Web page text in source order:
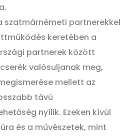
szatmárnémeti partnerekkel
keretében a
partnerek között
valósuljanak meg,
mellett az
távú
nyílik. Ezeken kívül
és a művészetek, mint